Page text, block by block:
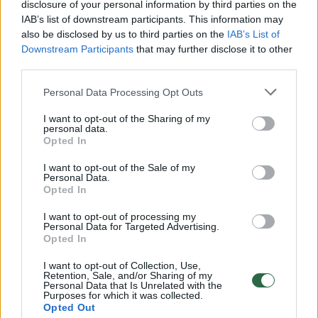
disclosure of your personal information by third parties on the
IAB’s list of downstream participants. This information may
also be disclosed by us to third parties on the IAB’s List of
Downstream Participants that may further disclose it to other
Personal Data Processing Opt Outs
I want to opt-out of the Sharing of my
personal data.
Opted In
I want to opt-out of the Sale of my
Personal Data.
Opted In
I want to opt-out of processing my
Personal Data for Targeted Advertising.
Opted In
I want to opt-out of Collection, Use,
Retention, Sale, and/or Sharing of my
Personal Data that Is Unrelated with the
Purposes for which it was collected.
Opted Out
00:00:30
Vaizdai iš tragiškos avarijos Vilniaus r.: dviejų moterų ir
vaiko gyvybių išgelbėti nepavyko
Žinios | Lietuvos diena
Savaitės vidurys nusimato karštas: temperatūra kils iki
32 laipsnių šilumos
Ukrainos politikoje: jis yra neteisus
Nufilmavo, kaip patvino Vilniaus Vakarinis aplinkkelis:
vaizdas pribloškia